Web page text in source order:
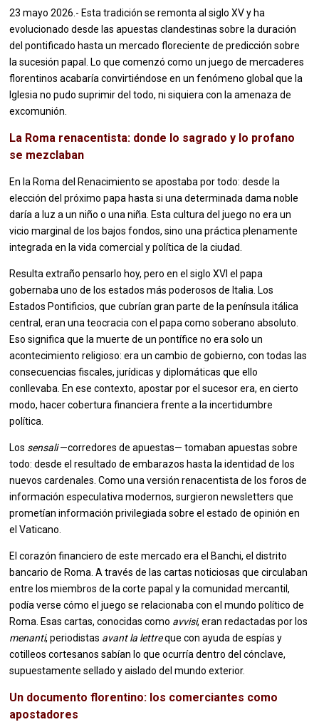
23 mayo 2026.- Esta tradición se remonta al siglo XV y ha
evolucionado desde las apuestas clandestinas sobre la duración
del pontificado hasta un mercado floreciente de predicción sobre
la sucesión papal. Lo que comenzó como un juego de mercaderes
florentinos acabaría convirtiéndose en un fenómeno global que la
Iglesia no pudo suprimir del todo, ni siquiera con la amenaza de
excomunión.
La Roma renacentista: donde lo sagrado y lo profano
se mezclaban
En la Roma del Renacimiento se apostaba por todo: desde la
elección del próximo papa hasta si una determinada dama noble
daría a luz a un niño o una niña. Esta cultura del juego no era un
vicio marginal de los bajos fondos, sino una práctica plenamente
integrada en la vida comercial y política de la ciudad.
Resulta extraño pensarlo hoy, pero en el siglo XVI el papa
gobernaba uno de los estados más poderosos de Italia. Los
Estados Pontificios, que cubrían gran parte de la península itálica
central, eran una teocracia con el papa como soberano absoluto.
Eso significa que la muerte de un pontífice no era solo un
acontecimiento religioso: era un cambio de gobierno, con todas las
consecuencias fiscales, jurídicas y diplomáticas que ello
conllevaba. En ese contexto, apostar por el sucesor era, en cierto
modo, hacer cobertura financiera frente a la incertidumbre
política.
Los sensali—corredores de apuestas— tomaban apuestas sobre
todo: desde el resultado de embarazos hasta la identidad de los
nuevos cardenales. Como una versión renacentista de los foros de
información especulativa modernos, surgieron newsletters que
prometían información privilegiada sobre el estado de opinión en
el Vaticano.
El corazón financiero de este mercado era el Banchi, el distrito
bancario de Roma. A través de las cartas noticiosas que circulaban
entre los miembros de la corte papal y la comunidad mercantil,
podía verse cómo el juego se relacionaba con el mundo político de
Roma. Esas cartas, conocidas como avvisi, eran redactadas por los
menanti, periodistas avant la lettreque con ayuda de espías y
cotilleos cortesanos sabían lo que ocurría dentro del cónclave,
supuestamente sellado y aislado del mundo exterior.
Un documento florentino: los comerciantes como
apostadores